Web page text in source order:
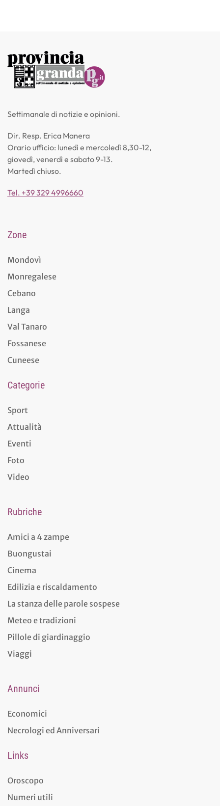
Settimanale di notizie e opinioni.
Dir. Resp. Erica Manera
Orario ufficio: lunedì e mercoledì 8,30-12,
giovedì, venerdì e sabato 9-13.
Martedì chiuso.
Tel. +39 329 4996660
Zone
Mondovì
Monregalese
Cebano
Langa
Val Tanaro
Fossanese
Cuneese
Categorie
Sport
Attualità
Eventi
Foto
Video
Rubriche
Amici a 4 zampe
Buongustai
Cinema
Edilizia e riscaldamento
La stanza delle parole sospese
Meteo e tradizioni
Pillole di giardinaggio
Viaggi
Annunci
Economici
Necrologi ed Anniversari
Links
Oroscopo
Numeri utili